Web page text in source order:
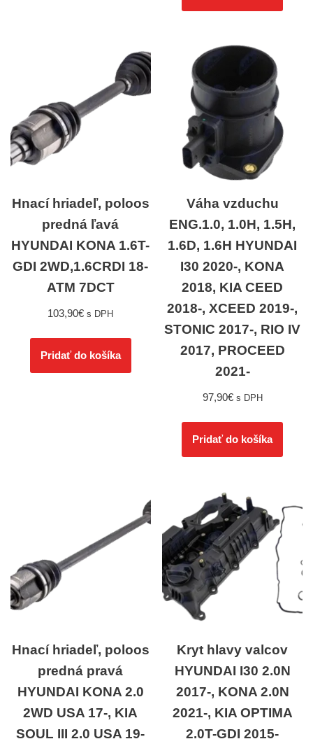
Hnací hriadeľ, poloos
predná ľavá
HYUNDAI KONA 1.6T-
GDI 2WD,1.6CRDI 18-
ATM 7DCT
103,90€ s DPH
Pridať do košíka
Váha vzduchu
ENG.1.0, 1.0H, 1.5H,
1.6D, 1.6H HYUNDAI
I30 2020-, KONA
2018, KIA CEED
2018-, XCEED 2019-,
STONIC 2017-, RIO IV
2017, PROCEED
2021-
97,90€ s DPH
Pridať do košíka
Hnací hriadeľ, poloos
predná pravá
HYUNDAI KONA 2.0
2WD USA 17-, KIA
SOUL III 2.0 USA 19-
Kryt hlavy valcov
HYUNDAI I30 2.0N
2017-, KONA 2.0N
2021-, KIA OPTIMA
2.0T-GDI 2015-